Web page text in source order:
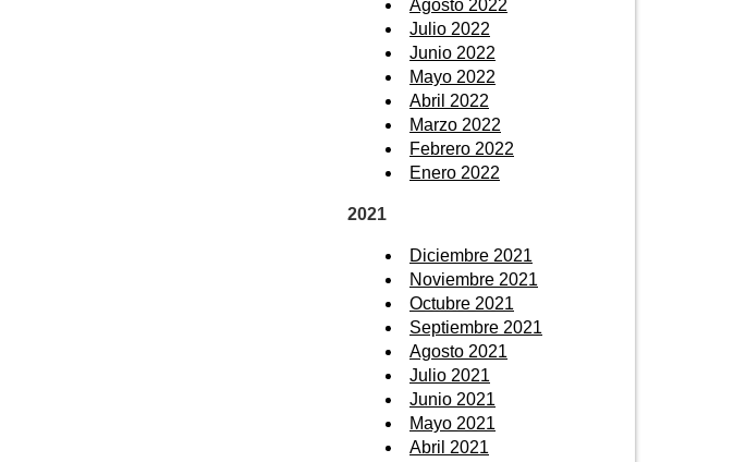
Agosto 2022
Julio 2022
Junio 2022
Mayo 2022
Abril 2022
Marzo 2022
Febrero 2022
Enero 2022
2021
Diciembre 2021
Noviembre 2021
Octubre 2021
Septiembre 2021
Agosto 2021
Julio 2021
Junio 2021
Mayo 2021
Abril 2021